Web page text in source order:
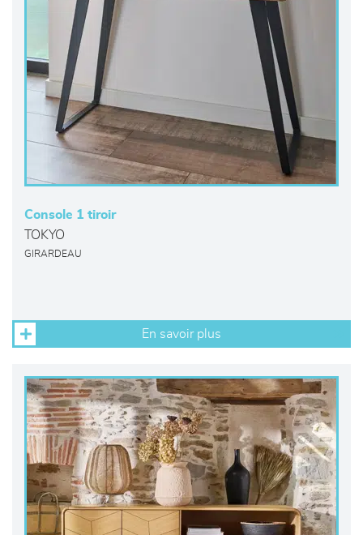
Console 1 tiroir
TOKYO
GIRARDEAU
En savoir plus